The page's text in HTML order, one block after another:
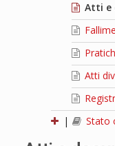
Atti e
Atti
|
Stato